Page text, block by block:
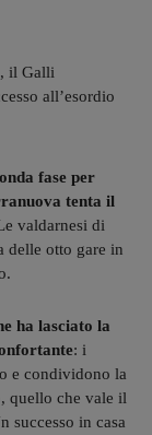
il Galli
all’esordio
fase per
tenta il
valdarnesi di
delle otto gare in
ha lasciato la
: i
e condividono la
quello che vale il
successo in casa